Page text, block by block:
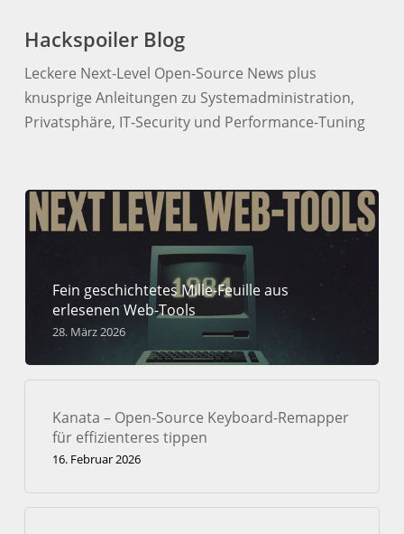
Hackspoiler Blog
Leckere Next-Level Open-Source News plus
knusprige Anleitungen zu Systemadministration,
Privatsphäre, IT-Security und Performance-Tuning
Fein geschichtetes Mille-Feuille aus
erlesenen Web-Tools
28. März 2026
Kanata – Open-Source Keyboard-Remapper
für effizienteres tippen
16. Februar 2026